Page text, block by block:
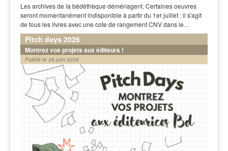
Les archives de la bédéthèque déménagent. Certaines oeuvres
seront momentanément indisponible à partir du 1er juillet : il s'agit
de tous les livres avec une cote de rangement CNV dans le…
Pitch days 2026
Montrez vos projets aux éditeurs !
Publié le 26 juin 2026